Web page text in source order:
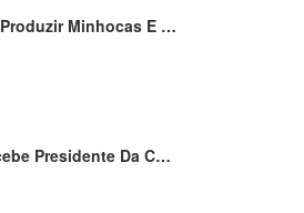
Minhocas E …
Presidente Da C…